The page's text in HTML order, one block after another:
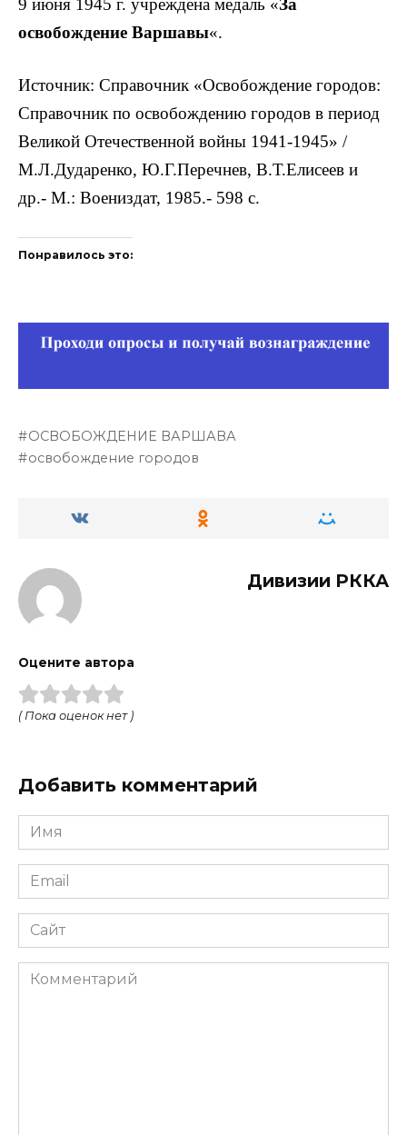
9 июня 1945 г. учреждена медаль «За
освобождение Варшавы«.
Источник: Справочник «Освобождение городов:
Справочник по освобождению городов в период
Великой Отечественной войны 1941-1945» /
М.Л.Дударенко, Ю.Г.Перечнев, В.Т.Елисеев и
др.- М.: Воениздат, 1985.- 598 с.
Понравилось это:
ОСВОБОЖДЕНИЕ ВАРШАВА
освобождение городов
Дивизии РККА
Оцените автора
( Пока оценок нет )
Добавить комментарий
Имя
Email
Сайт
Комментарий